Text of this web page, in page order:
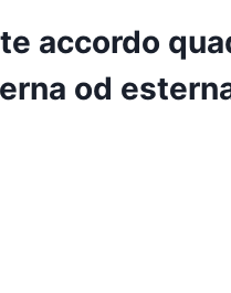
accordo
od